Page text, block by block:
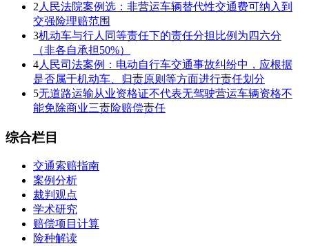
2 人民法院案例选：非营运车辆替代性交通费可纳入到
交强险理赔范围
3机动车与行人同等责任下的责任分担比例为四六分
（非各自承担50%）
4人民司法案例：电动自行车交通事故纠纷中，应根据
是否属于机动车、归责原则等方面进行责任划分
5无道路运输从业资格证不代表无驾驶营运车辆资格不
能免除商业三责险赔偿责任
综合栏目
交通索赔指南
案例分析
裁判观点
学术研究
赔偿项目计算
险种解读